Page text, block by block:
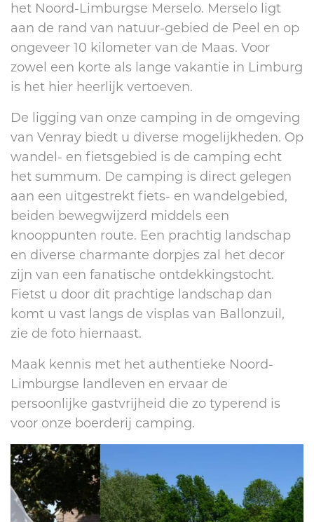
het Noord-Limburgse Merselo. Merselo ligt
aan de rand van natuur-gebied de Peel en op
ongeveer 10 kilometer van de Maas. Voor
zowel een korte als lange vakantie in Limburg
is het hier heerlijk vertoeven.
De ligging van onze camping in de omgeving
van Venray biedt u diverse mogelijkheden. Op
wandel- en fietsgebied is de camping echt
het summum. De camping is direct gelegen
aan een uitgestrekt fiets- en wandelgebied,
beiden bewegwijzerd middels een
knooppunten route. Een prachtig landschap
en diverse charmante dorpjes zal het decor
zijn van een fanatische ontdekkingstocht.
Fietst u door dit prachtige landschap dan
komt u vast langs de visplas van Ballonzuil,
zie de foto hiernaast.
Maak kennis met het authentieke Noord-
Limburgse landleven en ervaar de
persoonlijke gastvrijheid die zo typerend is
voor onze boerderij camping.